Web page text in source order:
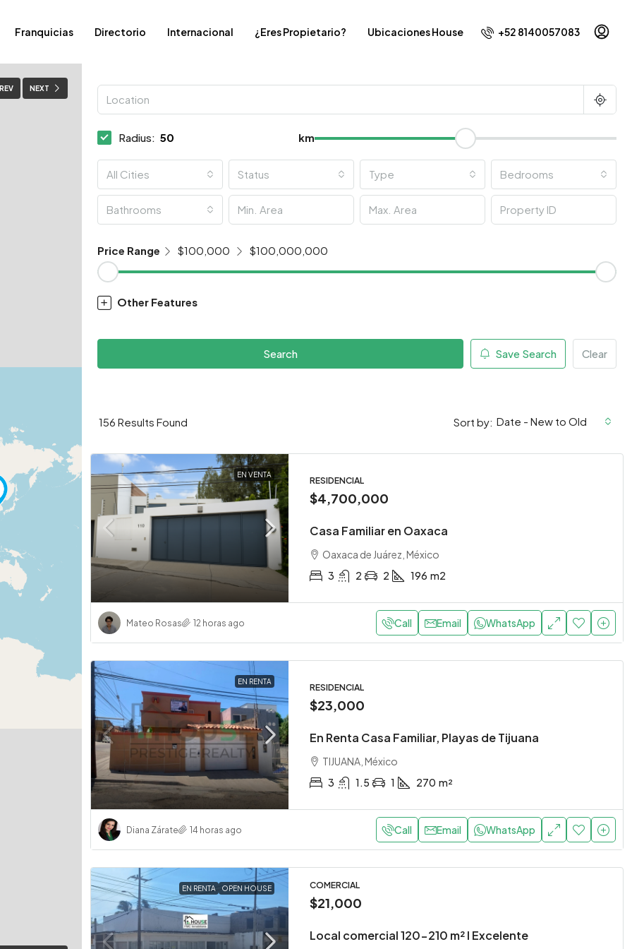
Franquicias Directorio Internacional ¿Eres Propietario? Ubicaciones House +52 8140057083
NEXT
Radius: km
All Cities Status Type Bedrooms
Bathrooms
Price Range $100,000 $100,000,000
Other Features
Search Save Search Clear
156 Results Found Sort by: Date - New to Old
EN VENTA
RESIDENCIAL
$4,700,000
Casa Familiar en Oaxaca
Oaxaca de Juárez, México
3
2 2 196 m2
Mateo Rosas 12 horas ago Call Email WhatsApp
EN RENTA
RESIDENCIAL
$23,000
En Renta Casa Familiar, Playas de Tijuana
TIJUANA, México
3
1.5 1 270 m²
Diana Zárate 14 horas ago Call Email WhatsApp
EN RENTA OPEN HOUSE COMERCIAL
$21,000
Local comercial 120-210 m² I Excelente